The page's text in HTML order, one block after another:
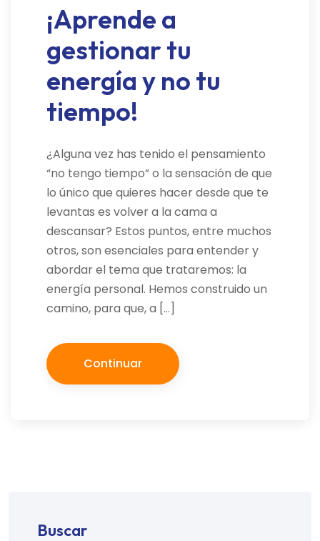
¡Aprende a
gestionar tu
energía y no tu
tiempo!
¿Alguna vez has tenido el pensamiento
“no tengo tiempo” o la sensación de que
lo único que quieres hacer desde que te
levantas es volver a la cama a
descansar? Estos puntos, entre muchos
otros, son esenciales para entender y
abordar el tema que trataremos: la
energía personal. Hemos construido un
camino, para que, a […]
Continuar
Buscar